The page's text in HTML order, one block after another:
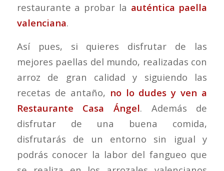
restaurante a probar la auténtica paella
valenciana.
Así pues, si quieres disfrutar de las
mejores paellas del mundo, realizadas con
arroz de gran calidad y siguiendo las
recetas de antaño, no lo dudes y ven a
Restaurante Casa Ángel. Además de
disfrutar de una buena comida,
disfrutarás de un entorno sin igual y
podrás conocer la labor del fangueo que